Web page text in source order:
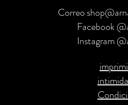
Correo
Facebook
Instagram